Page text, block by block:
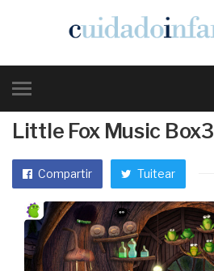
Little Fox Music Box3
Compartir Tuitear